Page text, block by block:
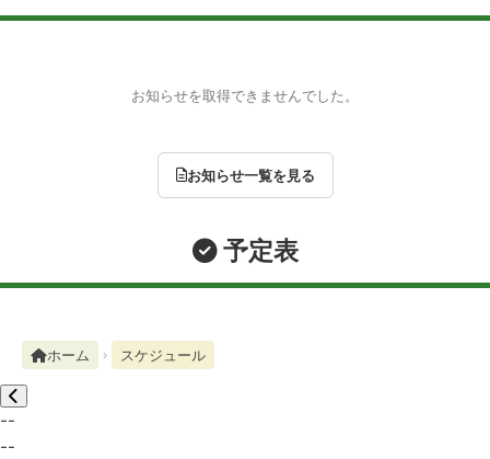
お知らせを取得できませんでした。
お知らせ一覧を見る
予定表
ホーム スケジュール
--
--